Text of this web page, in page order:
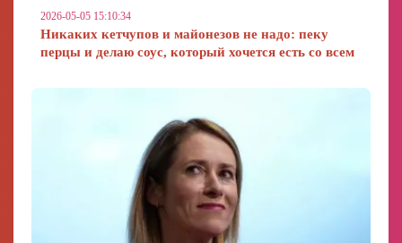
2026-05-05 15:10:34
Никаких кетчупов и майонезов не надо: пеку
перцы и делаю соус, который хочется есть со всем